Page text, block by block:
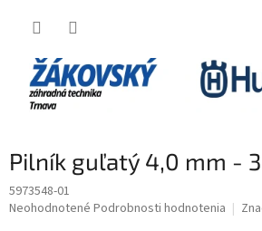
Pilník guľatý 4,0 mm -
5973548-01
Priemerné hodnotenie produktu je 0,0 z 5
Neohodnotené Podrobnosti hodnotenia